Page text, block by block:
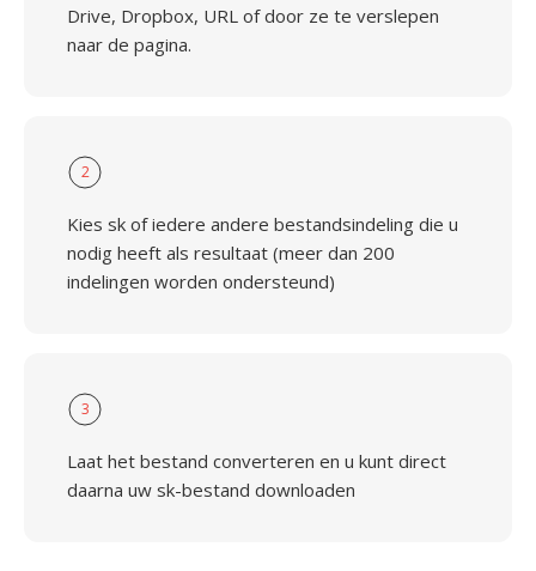
Drive, Dropbox, URL of door ze te verslepen
naar de pagina.
2
Kies sk of iedere andere bestandsindeling die u
nodig heeft als resultaat (meer dan 200
indelingen worden ondersteund)
3
Laat het bestand converteren en u kunt direct
daarna uw sk-bestand downloaden